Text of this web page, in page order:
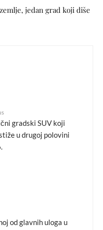
jedan grad koji diše
gradski SUV koji
u drugoj polovini
od glavnih uloga u